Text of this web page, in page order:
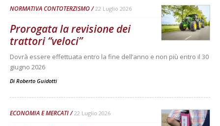
NORMATIVA CONTOTERZISMO 22 Luglio 2026
Prorogata la revisione dei
trattori “veloci”
Dovrà essere effettuata entro la fine dell’anno e non più entro il 30
giugno 2026
Di Roberto Guidotti
ECONOMIA E MERCATI 22 Luglio 2026